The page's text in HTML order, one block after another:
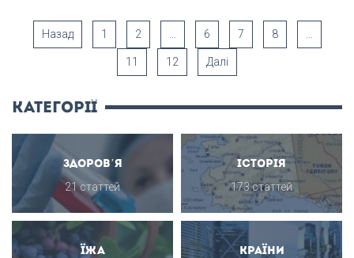
Назад 1 2 6 7 8
11 12 Далі
категорії
Здоров’я
21 статтей
Історія
173 статтей
Їжа Країни